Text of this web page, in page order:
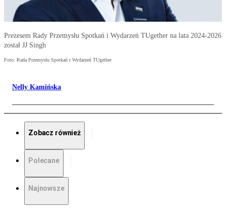
Prezesem Rady Przemysłu Spotkań i Wydarzeń TUgether na lata 2024-2026
został JJ Singh
Foto: Rada Przemysłu Spotkań i Wydarzeń TUgether
Nelly Kamińska
Zobacz również
Polecane
Najnowsze